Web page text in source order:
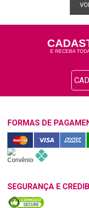
E RECEBA
FORMAS DE
SEGURANÇA E